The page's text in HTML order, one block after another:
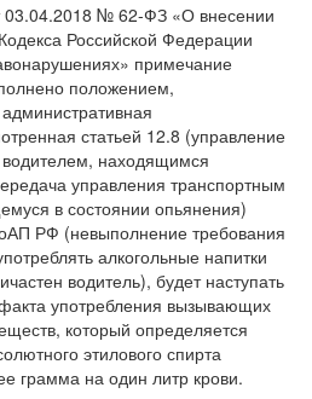
03.04.2018 № 62-ФЗ «О внесении
Российской Федерации
примечание
положением,
статьей 12.8 (управление
находящимся
управления транспортным
в состоянии опьянения)
РФ (невыполнение требования
алкогольные напитки
водитель), будет наступать
употребления вызывающих
который определяется
этилового спирта
грамма на один литр крови.